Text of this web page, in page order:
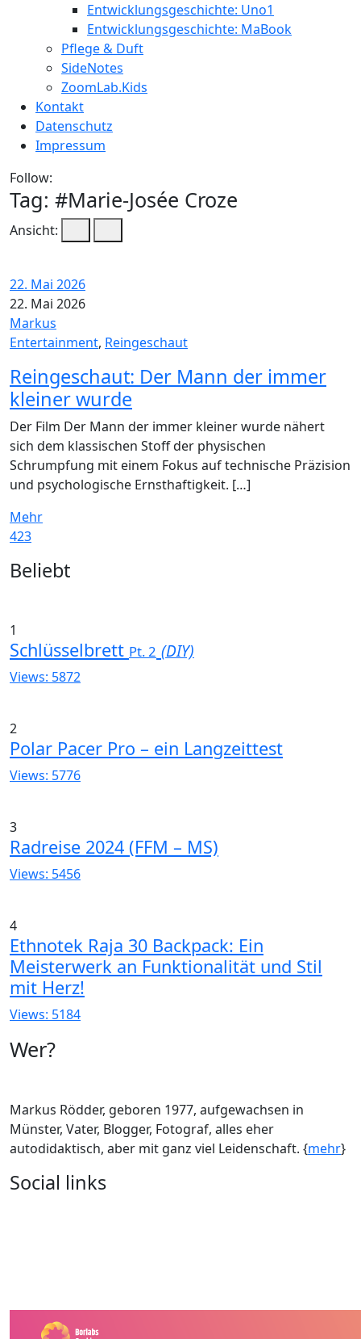
Entwicklungsgeschichte: Uno1
Entwicklungsgeschichte: MaBook
Pflege & Duft
SideNotes
ZoomLab.Kids
Kontakt
Datenschutz
Impressum
Follow:
Tag: #Marie-Josée Croze
Ansicht:
22. Mai 2026
22. Mai 2026
Markus
Entertainment, Reingeschaut
Reingeschaut: Der Mann der immer
kleiner wurde
Der Film Der Mann der immer kleiner wurde nähert
sich dem klassischen Stoff der physischen
Schrumpfung mit einem Fokus auf technische Präzision
und psychologische Ernsthaftigkeit. […]
Mehr
423
Widgets
Beliebt
1
Schlüsselbrett Pt. 2 (DIY)
Views: 5872
2
Polar Pacer Pro – ein Langzeittest
Views: 5776
3
Radreise 2024 (FFM – MS)
Views: 5456
4
Ethnotek Raja 30 Backpack: Ein
Meisterwerk an Funktionalität und Stil
mit Herz!
Views: 5184
Wer?
Markus Rödder, geboren 1977, aufgewachsen in
Münster, Vater, Blogger, Fotograf, alles eher
autodidaktisch, aber mit ganz viel Leidenschaft. {mehr}
Social links